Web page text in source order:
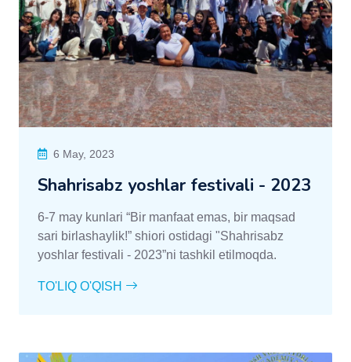
6 May, 2023
Shahrisabz yoshlar festivali - 2023
6-7 may kunlari “Bir manfaat emas, bir maqsad
sari birlashaylik!” shiori ostidagi "Shahrisabz
yoshlar festivali - 2023”ni tashkil etilmoqda.
TO'LIQ O'QISH